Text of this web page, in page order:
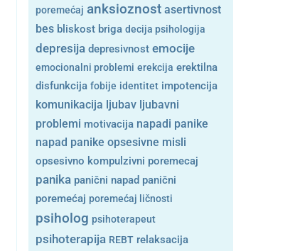
poremećaj anksioznost asertivnost
bes bliskost briga decija psihologija
depresija depresivnost emocije
emocionalni problemi erekcija erektilna
disfunkcija fobije identitet impotencija
komunikacija ljubav ljubavni
problemi motivacija napadi panike
napad panike opsesivne misli
opsesivno kompulzivni poremecaj
panika panični napad panični
poremećaj poremećaj ličnosti
psiholog psihoterapeut
psihoterapija REBT relaksacija